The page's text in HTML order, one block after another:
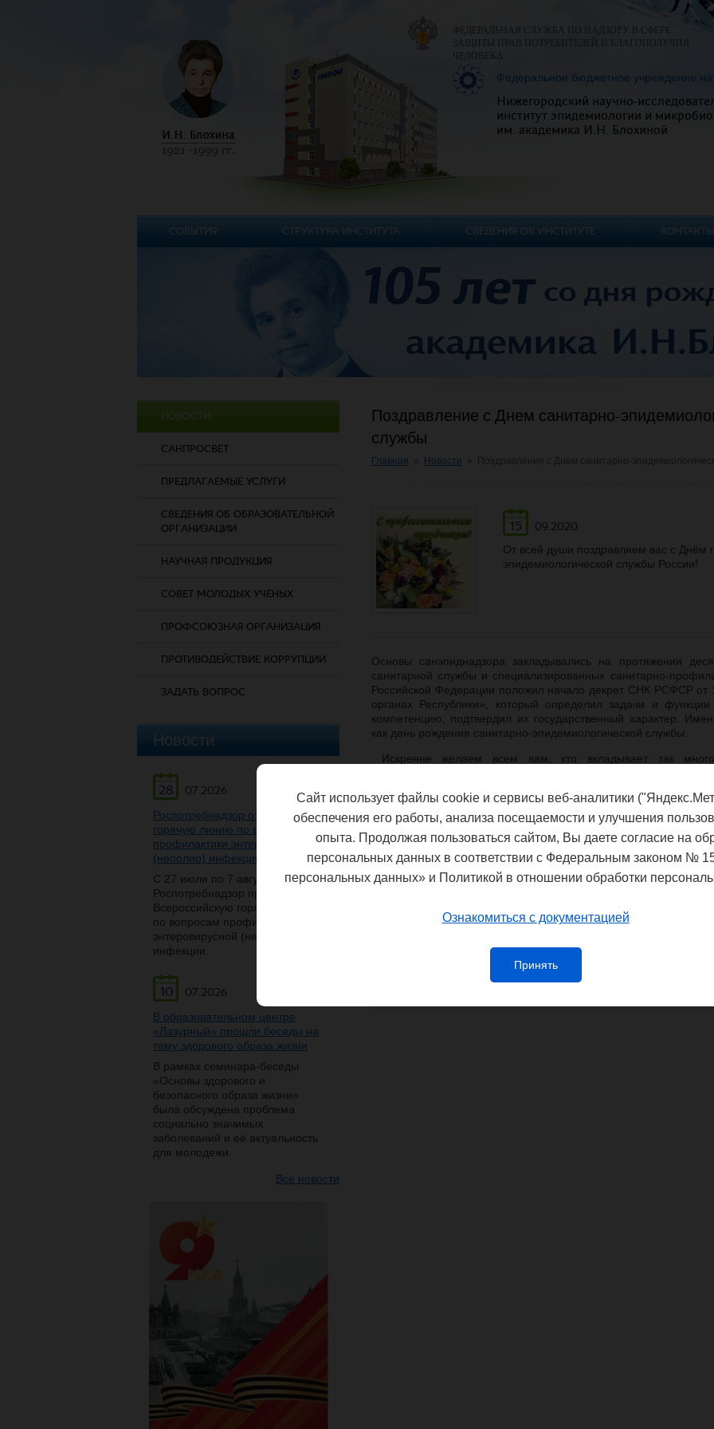
НОВОСТИ
САНПРОСВЕТ
ПРЕДЛАГАЕМЫЕ УСЛУГИ
СВЕДЕНИЯ ОБ ОБРАЗОВАТЕЛЬНОЙ
ОРГАНИЗАЦИИ
НАУЧНАЯ ПРОДУКЦИЯ
СОВЕТ МОЛОДЫХ УЧЕНЫХ
ПРОФСОЮЗНАЯ ОРГАНИЗАЦИЯ
ПРОТИВОДЕЙСТВИЕ КОРРУПЦИИ
ЗАДАТЬ ВОПРОС
Новости
28
07.2026
Роспотребнадзор открывает
горячую линию по вопросам
профилактики энтеровирусной
(неполио) инфекции
С 27 июля по 7 августа
Роспотребнадзор проведет
Всероссийскую горячую линию
по вопросам профилактики
энтеровирусной (неполио)
инфекции.
10
07.2026
В образовательном центре
«Лазурный» прошли беседы на
тему здорового образа жизни
В рамках семинара-беседы
«Основы здорового и
безопасного образа жизни»
была обсуждена проблема
социально значимых
заболеваний и её актуальность
для молодежи.
Все новости
Поздравление с Днем санитарно-
службы
Главная Новости
15
09.2020
От всей души поздравляем вас с Днём
эпидемиологической службы России!
Основы санэпиднадзора закладывались на протяжении
санитарной службы и специализированных санитарно-
Российской Федерации положил начало декрет СНК РСФСР от
органах Республики», который определил задачи и
компетенцию, подтвердил их государственный характер.
как день рождения санитарно-эпидемиологической службы.
Искренне желаем всем вам, кто вкладывает так
эпидемиологической благополучия населения нашей страны,
В этот праздничный день выражаем благодарность за
избранной профессии!
Федеральная служба по надзору в
Управление Федеральной службы
потребителей и благополучия
ФЕДЕРАЛЬНАЯ СЛУЖБА ПО НАДЗОРУ В СФЕРЕ
ЗАЩИТЫ ПРАВ ПОТРЕБИТЕЛЕЙ И БЛАГОПОЛУЧИЯ
ЧЕЛОВЕКА
Федеральное бюджетное учреждение
Нижегородский научно-
институт эпидемиологии и
им. академика И.Н. Блохиной
СОБЫТИЯ СТРУКТУРА ИНСТИТУТА СВЕДЕНИЯ ОБ ИНСТИТУТЕ КОНТАКТЫ
Сайт использует файлы cookie и сервисы веб-аналитики
обеспечения его работы, анализа посещаемости и улучшения
опыта. Продолжая пользоваться сайтом, Вы даете согласие на
персональных данных в соответствии с Федеральным законом №
персональных данных» и Политикой в отношении обработки
Ознакомиться с документацией
Принять